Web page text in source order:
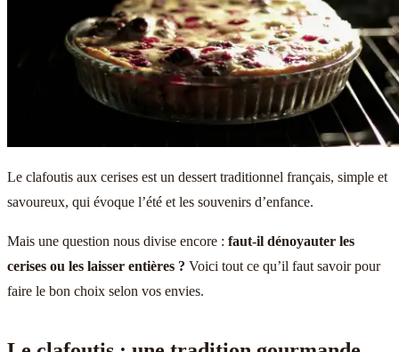
Le clafoutis aux cerises est un dessert traditionnel français, simple et
savoureux, qui évoque l’été et les souvenirs d’enfance.
Mais une question nous divise encore : faut-il dénoyauter les
cerises ou les laisser entières ? Voici tout ce qu’il faut savoir pour
faire le bon choix selon vos envies.